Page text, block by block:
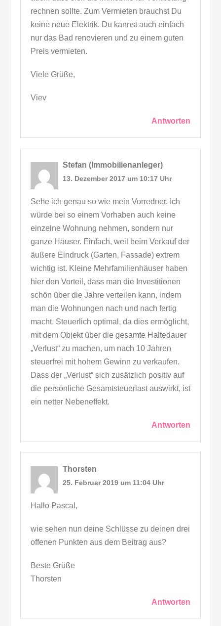
rechnen sollte. Zum Vermieten brauchst Du
keine neue Elektrik. Du kannst auch einfach
nur das Bad renovieren und zu einem guten
Preis vermieten.
Viele Grüße,
Viev
Antworten
Stefan (Immobilienanleger)
13. Dezember 2017 um 10:17 Uhr
Sehe ich genau so wie mein Vorredner. Ich
würde bei so einem Vorhaben auch keine
einzelne Wohnung nehmen, sondern nur
ganze Häuser. Einfach, weil beim Verkauf der
äußere Eindruck (Garten, Fassade) extrem
wichtig ist. Kleine Mehrfamilienhäuser haben
hier den Vorteil, dass man die Investitionen
schön über die Jahre verteilen kann, indem
man die Wohnungen nach und nach fertig
macht. Steuerlich optimal, da dies ermöglicht,
mit dem Objekt über die gesamte Haltedauer
„Verlust“ zu machen, um nach 10 Jahren
steuerfrei mit hohem Gewinn zu verkaufen.
Dass der „Verlust“ sich zusätzlich positiv auf
die persönliche Gesamtsteuerlast auswirkt, ist
ein netter Nebeneffekt.
Antworten
Thorsten
25. Februar 2019 um 11:04 Uhr
Hallo Pascal,
wie sehen nun deine Schlüsse zu deinen drei
offenen Punkten aus dem Beitrag aus?
Beste Grüße
Thorsten
Antworten